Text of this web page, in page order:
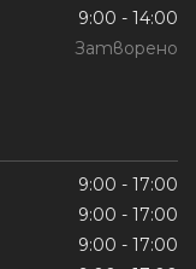
9:00 - 14:00
Затворено
9:00 - 17:00
9:00 - 17:00
9:00 - 17:00